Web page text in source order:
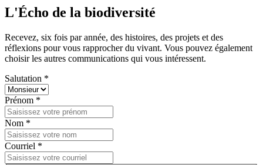
L'Écho de la biodiversité
Recevez, six fois par année, des histoires, des projets et des
réflexions pour vous rapprocher du vivant. Vous pouvez également
choisir les autres communications qui vous intéressent.
Salutation *
Prénom *
Nom *
Courriel *